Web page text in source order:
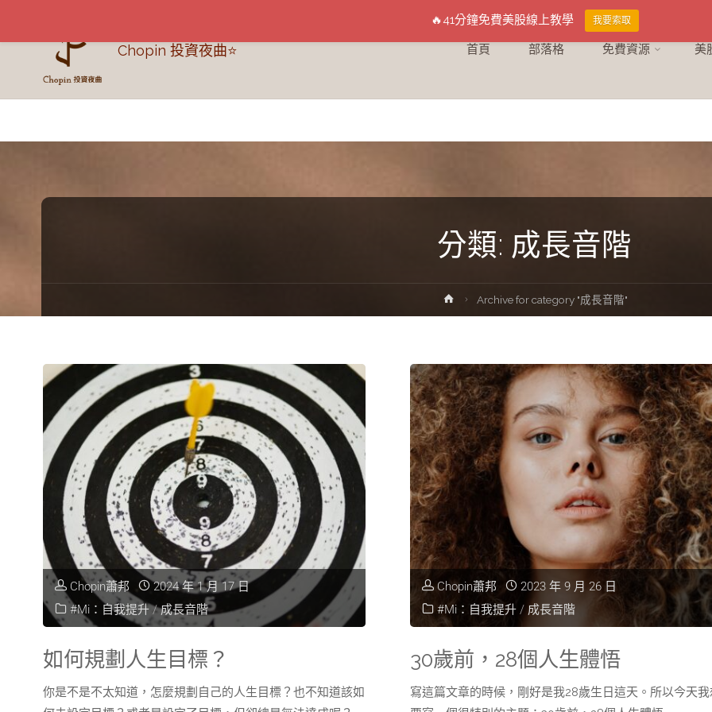
Chopin 投資夜曲⭐ 首頁 部落格 免費資源 美
分類: 成長音階
Archive for category "成長音階"
Chopin蕭邦
2024 年 1 月 17 日
#Mi：自我提升 / 成長音階
如何規劃人生目標？
你是不是不太知道，怎麼規劃自己的人生目標？也不知道該如
Chopin蕭邦
2023 年 9 月 26 日
#Mi：自我提升 / 成長音階
30歲前，28個人生體悟
寫這篇文章的時候，剛好是我28歲生日這天。所以今天我
🔥41分鐘免費美股線上教學 我要索取